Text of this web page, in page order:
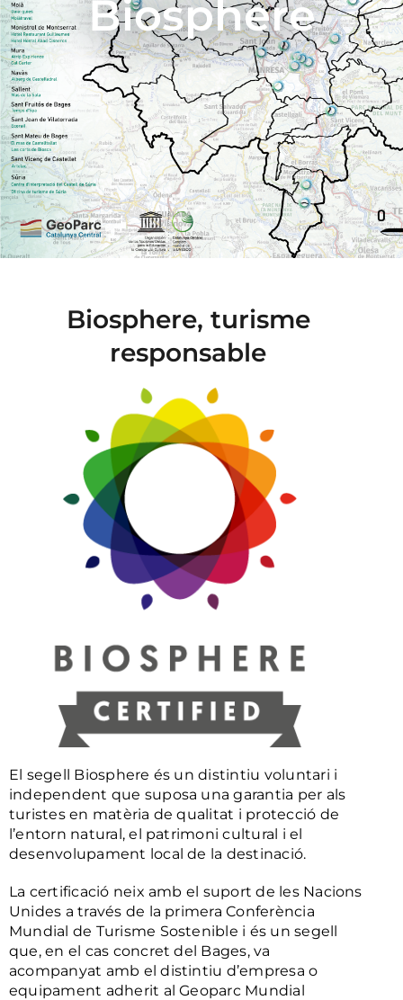
Biosphere
Biosphere, turisme
responsable
El segell Biosphere és un distintiu voluntari i
independent que suposa una garantia per als
turistes en matèria de qualitat i protecció de
l’entorn natural, el patrimoni cultural i el
desenvolupament local de la destinació.
La certificació neix amb el suport de les Nacions
Unides a través de la primera Conferència
Mundial de Turisme Sostenible i és un segell
que, en el cas concret del Bages, va
acompanyat amb el distintiu d’empresa o
equipament adherit al Geoparc Mundial